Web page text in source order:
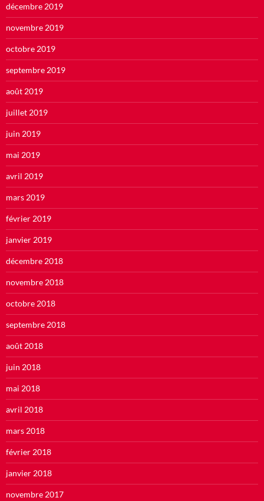
décembre 2019
novembre 2019
octobre 2019
septembre 2019
août 2019
juillet 2019
juin 2019
mai 2019
avril 2019
mars 2019
février 2019
janvier 2019
décembre 2018
novembre 2018
octobre 2018
septembre 2018
août 2018
juin 2018
mai 2018
avril 2018
mars 2018
février 2018
janvier 2018
novembre 2017